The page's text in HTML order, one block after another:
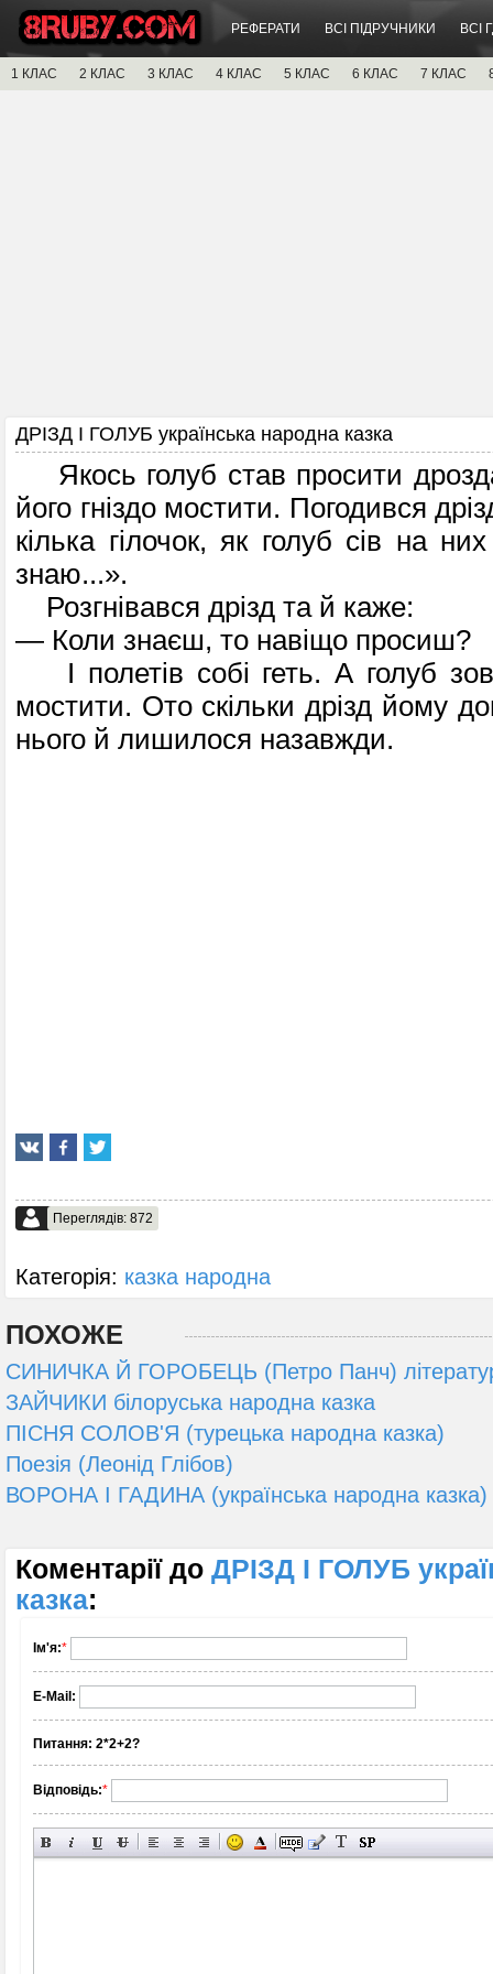
РЕФЕРАТИ ВСІ ПІДРУЧНИКИ ВСІ
1 КЛАС 2 КЛАС 3 КЛАС 4 КЛАС 5 КЛАС 6 КЛАС 7 КЛАС
ДРІЗД І ГОЛУБ українська народна казка
Якось голуб став просити
його гніздо мостити. Погодився
кілька гілочок, як голуб сів на
знаю...».
Розгнівався дрізд та й каже:
— Коли знаєш, то навіщо просиш?
І полетів собі геть. А голуб
мостити. Ото скільки дрізд йому
нього й лишилося назавжди.
Переглядів: 872
Категорія: казка народна
ПОХОЖЕ
СИНИЧКА Й ГОРОБЕЦЬ (Петро Панч)
ЗАЙЧИКИ білоруська народна казка
ПІСНЯ СОЛОВ'Я (турецька народна казка)
Поезія (Леонід Глібов)
ВОРОНА І ГАДИНА (українська народна казка)
Коментарії до ДРІЗД І ГОЛУБ
казка:
Ім'я:*
E-Mail:
Питання: 2*2+2?
Відповідь:*